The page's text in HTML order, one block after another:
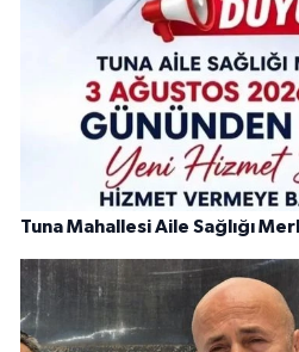
Tuna Mahallesi Aile Sağlığı